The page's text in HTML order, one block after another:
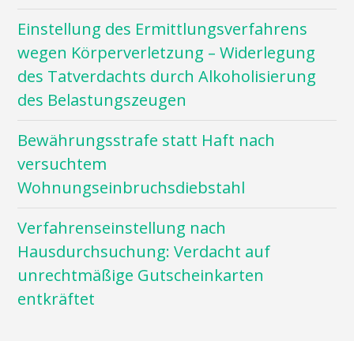
Einstellung des Ermittlungsverfahrens
wegen Körperverletzung – Widerlegung
des Tatverdachts durch Alkoholisierung
des Belastungszeugen
Bewährungsstrafe statt Haft nach
versuchtem
Wohnungseinbruchsdiebstahl
Verfahrenseinstellung nach
Hausdurchsuchung: Verdacht auf
unrechtmäßige Gutscheinkarten
entkräftet